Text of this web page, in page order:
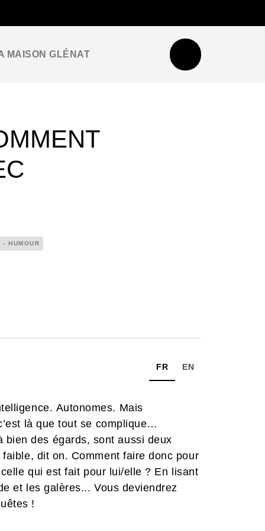
MAISON GLÉNAT
- HUMOUR
FR EN
Autonomes. Mais
là que tout se complique…
bien des égards, sont aussi deux
dit on. Comment faire donc pour
qui est fait pour lui/elle ? En lisant
et les galères... Vous deviendrez
!